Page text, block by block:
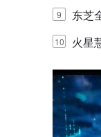
的实
9
东芝
y，
体验
10
火星
代的